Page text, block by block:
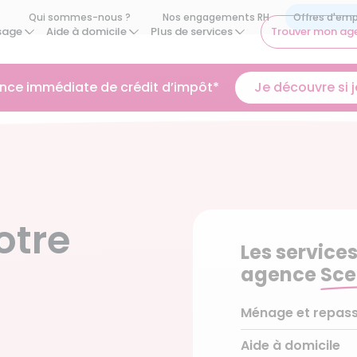
Qui sommes-nous ? Nos engagements RH
Aide à domicile Plus de services Trouver mon
immédiate de crédit d’impôt* Je découvre si
Les
agence
Ménage et
Ménage régulier
Aide à domicile